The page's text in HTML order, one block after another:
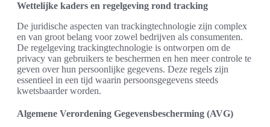
Wettelijke kaders en regelgeving rond tracking
De juridische aspecten van trackingtechnologie zijn complex
en van groot belang voor zowel bedrijven als consumenten.
De regelgeving trackingtechnologie is ontworpen om de
privacy van gebruikers te beschermen en hen meer controle te
geven over hun persoonlijke gegevens. Deze regels zijn
essentieel in een tijd waarin persoonsgegevens steeds
kwetsbaarder worden.
Algemene Verordening Gegevensbescherming (AVG)